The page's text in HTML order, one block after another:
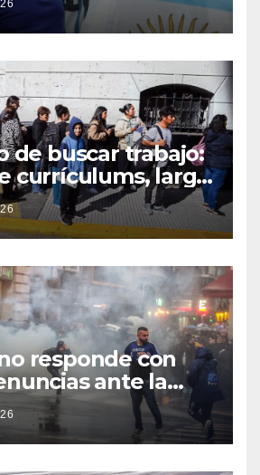
de buscar trabajo:
currículums, larga
puestos
responde con
ante la